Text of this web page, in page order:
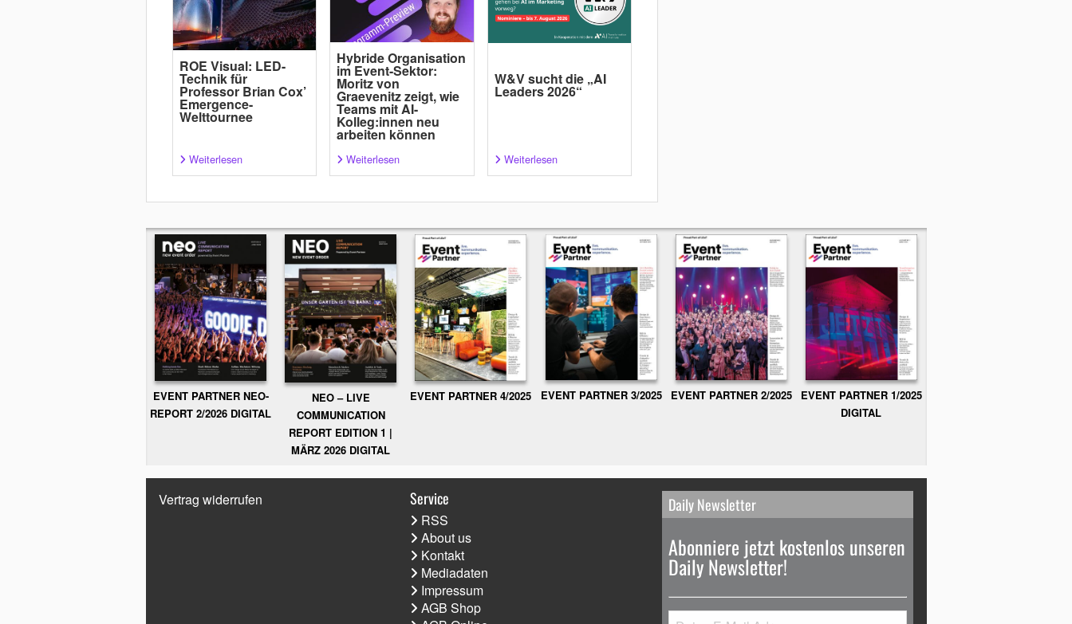
ROE Visual: LED-
Technik für
Professor Brian Cox’
Emergence-
Welttournee
Weiterlesen
Hybride Organisation
im Event-Sektor:
Moritz von
Graevenitz zeigt, wie
Teams mit AI-
Kolleg:innen neu
arbeiten können
Weiterlesen
W&V sucht die „AI
Leaders 2026“
Weiterlesen
EVENT PARTNER NEO-
REPORT 2/2026 DIGITAL
NEO – LIVE
COMMUNICATION
REPORT EDITION 1 |
MÄRZ 2026 DIGITAL
EVENT PARTNER 4/2025 EVENT PARTNER 3/2025 EVENT PARTNER 2/2025
EVENT PARTNER 1/2025
DIGITAL
Vertrag widerrufen Service
RSS
About us
Kontakt
Mediadaten
Impressum
AGB Shop
Daily Newsletter
Abonniere jetzt kostenlos unseren
Daily Newsletter!